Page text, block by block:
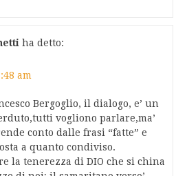
ha detto:
am
Bergoglio, il dialogo, e’ un
vogliono parlare,ma’
conto dalle frasi “fatte” e
a quanto condiviso.
la tenerezza di DIO che si china